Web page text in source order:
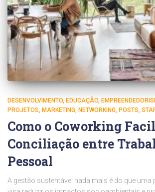
DESENVOLVIMENTO EDUCAÇÃO
PROJETOS MARKETING NETWORKING POSTS
Como o Coworking
Conciliação entre
Pessoal
A gestão sustentável nada mais é do que uma